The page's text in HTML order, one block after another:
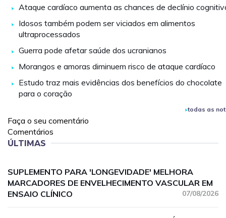
Ataque cardíaco aumenta as chances de declínio
Idosos também podem ser viciados em alimentos
ultraprocessados
Guerra pode afetar saúde dos ucranianos
Morangos e amoras diminuem risco de ataque cardíaco
Estudo traz mais evidências dos benefícios do chocolate
para o coração
todas as
Faça o seu comentário
Comentários
ÚLTIMAS
SUPLEMENTO PARA 'LONGEVIDADE' MELHORA
MARCADORES DE ENVELHECIMENTO VASCULAR EM
ENSAIO CLÍNICO
07/08/2026